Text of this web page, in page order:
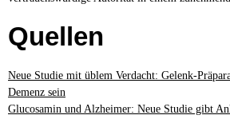
Quellen
Neue Studie mit üblem Verdacht: Gelenk-
Demenz sein
Glucosamin und Alzheimer: Neue Studie gibt